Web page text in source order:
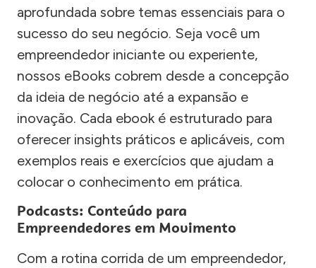
aprofundada sobre temas essenciais para o
sucesso do seu negócio. Seja você um
empreendedor iniciante ou experiente,
nossos eBooks cobrem desde a concepção
da ideia de negócio até a expansão e
inovação. Cada ebook é estruturado para
oferecer insights práticos e aplicáveis, com
exemplos reais e exercícios que ajudam a
colocar o conhecimento em prática.
Podcasts: Conteúdo para
Empreendedores em Movimento
Com a rotina corrida de um empreendedor,